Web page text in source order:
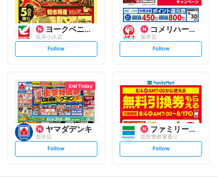
ヨークベニマル
長井小出店
s
t
l
o
w
Follow
コメリハード&グリーン
長井店
s
t
l
o
w
Follow
End Today
ヤマダデンキ
長井店
s
t
Follow
ファミリーマート
長井警察署通り
s
t
Follow